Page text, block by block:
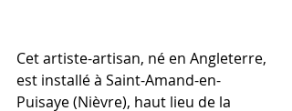
Cet artiste-artisan, né en Angleterre,
est installé à Saint-Amand-en-
Puisaye (Nièvre), haut lieu de la